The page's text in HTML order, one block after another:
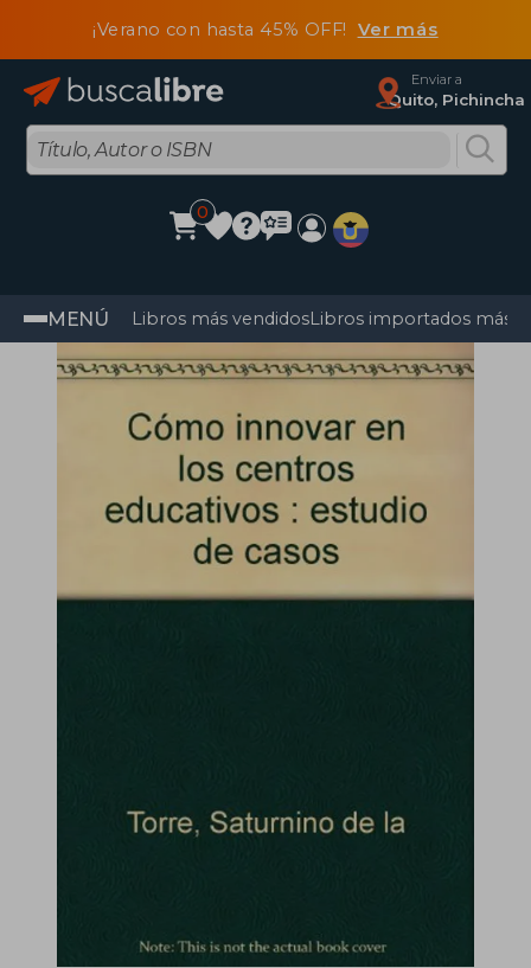
¡Verano con hasta 45% OFF! Ver más
Enviar a
Quito, Pichincha
0
MENÚ Libros más vendidosLibros importados más